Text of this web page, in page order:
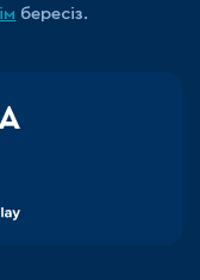
бересіз.